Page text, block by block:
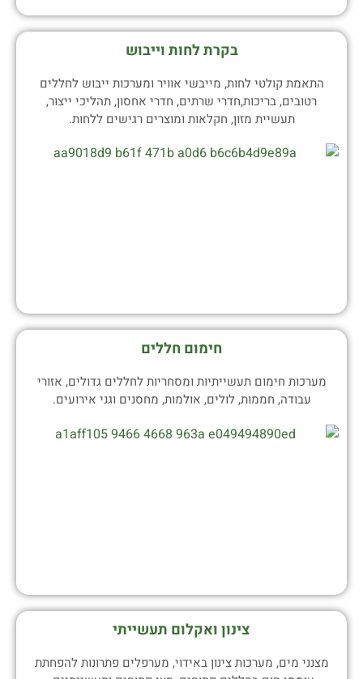
בקרת לחות וייבוש
התאמת קולטי לחות, מייבשי אוויר ומערכות ייבוש לחללים
רטובים, בריכות,חדרי שרתים, חדרי אחסון, תהליכי ייצור,
תעשיית מזון, חקלאות ומוצרים רגישים ללחות.
חימום חללים
מערכות חימום תעשייתיות ומסחריות לחללים גדולים, אזורי
עבודה, חממות, לולים, אולמות, מחסנים וגני אירועים.
צינון ואקלום תעשייתי
מצנני מים, מערכות צינון באידוי, מערפלים פתרונות להפחתת